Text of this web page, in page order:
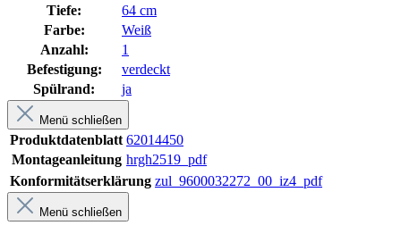
Tiefe:
64 cm
Farbe:
Weiß
Anzahl:
1
Befestigung:
verdeckt
Spülrand:
ja
Menü schließen
Produktdatenblatt 62014450
Montageanleitung hrgh2519_pdf
Konformitätserklärung zul_9600032272_00_iz4_pdf
Menü schließen